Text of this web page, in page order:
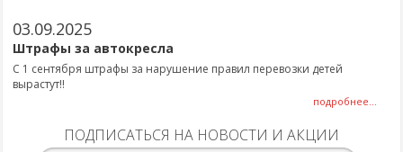
03.09.2025
Штрафы за автокресла
С 1 сентября штрафы за нарушение правил перевозки детей
вырастут!!
подробнее...
ПОДПИСАТЬСЯ НА НОВОСТИ И АКЦИИ